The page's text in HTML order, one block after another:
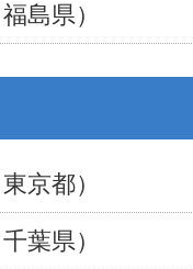
島県）
京都）
葉県）